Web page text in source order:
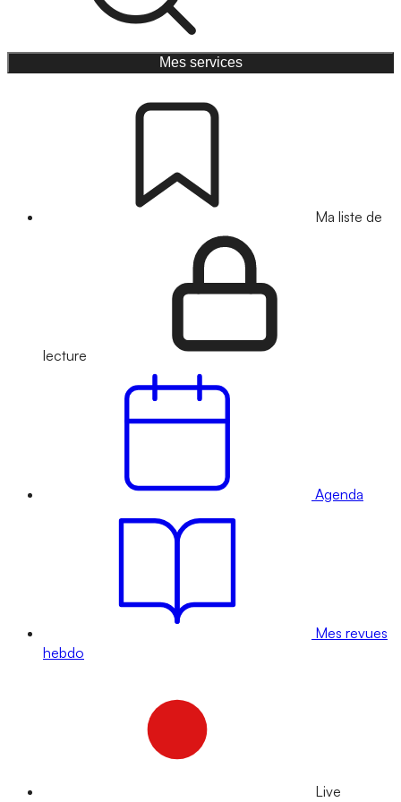
Mes services
Ma liste de
lecture
Agenda
Mes revues
hebdo
Live